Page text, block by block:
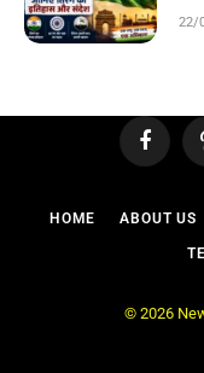
22/
HOME ABOUT US
© 2026